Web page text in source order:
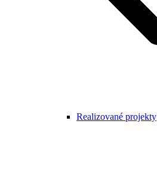
Realizované projekty